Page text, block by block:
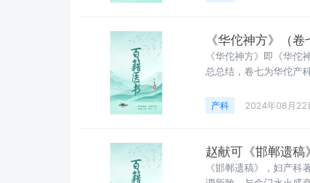
《华佗神方》（
《华佗神方》即《华
总总结，卷七为华佗产
产科 2024年08月22
赵献可《邯郸遗稿
《邯郸遗稿》，妇产